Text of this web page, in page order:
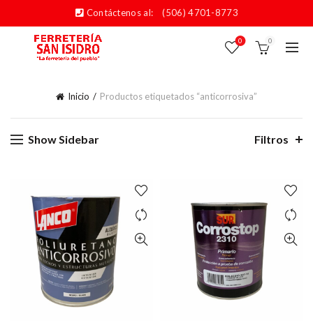
Contáctenos al: (506) 4701-8773
0 0
Inicio Productos etiquetados “anticorrosiva”
Show Sidebar Filtros